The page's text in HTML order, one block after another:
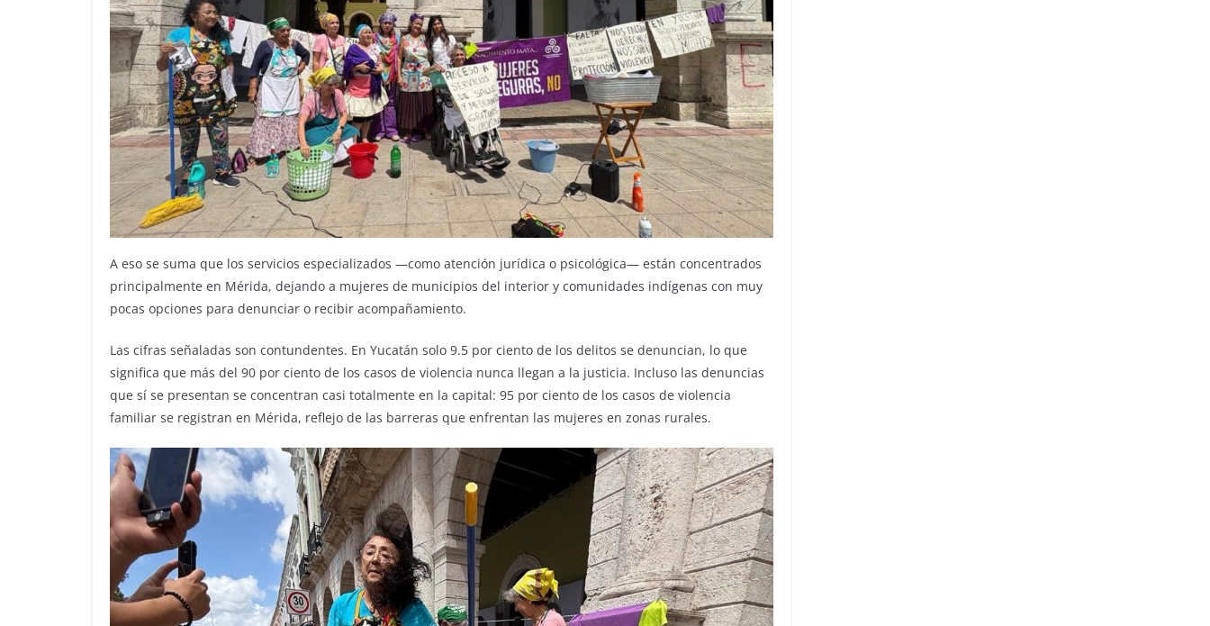
A eso se suma que los servicios especializados —como atención jurídica o psicológica— están concentrados
principalmente en Mérida, dejando a mujeres de municipios del interior y comunidades indígenas con muy
pocas opciones para denunciar o recibir acompañamiento.
Las cifras señaladas son contundentes. En Yucatán solo 9.5 por ciento de los delitos se denuncian, lo que
significa que más del 90 por ciento de los casos de violencia nunca llegan a la justicia. Incluso las denuncias
que sí se presentan se concentran casi totalmente en la capital: 95 por ciento de los casos de violencia
familiar se registran en Mérida, reflejo de las barreras que enfrentan las mujeres en zonas rurales.